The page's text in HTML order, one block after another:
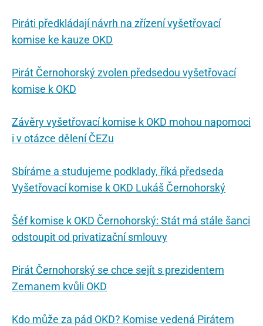
Piráti předkládají návrh na zřízení vyšetřovací
komise ke kauze OKD
Pirát Černohorský zvolen předsedou vyšetřovací
komise k OKD
Závěry vyšetřovací komise k OKD mohou napomoci
i v otázce dělení ČEZu
Sbíráme a studujeme podklady, říká předseda
Vyšetřovací komise k OKD Lukáš Černohorský
Šéf komise k OKD Černohorský: Stát má stále šanci
odstoupit od privatizační smlouvy
Pirát Černohorský se chce sejít s prezidentem
Zemanem kvůli OKD
Kdo může za pád OKD? Komise vedená Pirátem